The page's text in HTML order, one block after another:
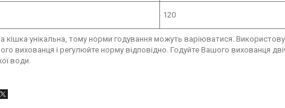
120
кішка унікальна, тому норми годування можуть варіюватися.
вихованця і регулюйте норму відповідно. Годуйте Вашого вихованця
води.